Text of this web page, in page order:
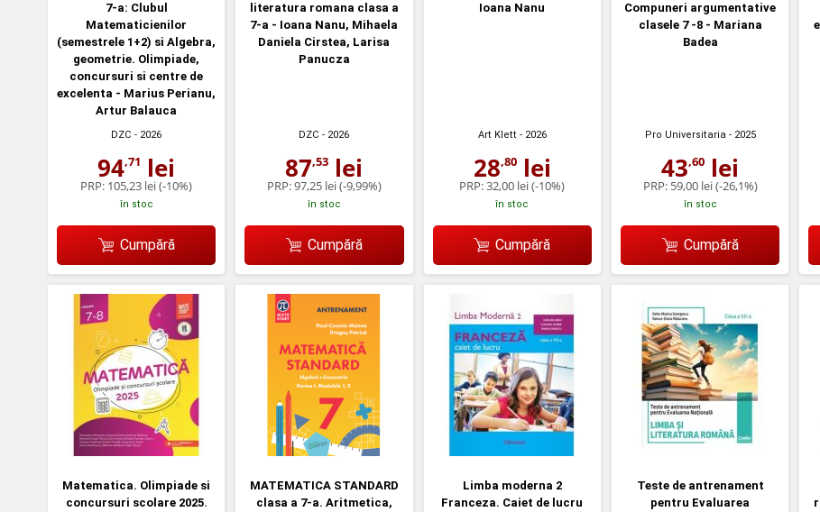
7-a: Clubul
Matematicienilor
(semestrele 1+2) si Algebra,
geometrie. Olimpiade,
concursuri si centre de
excelenta - Marius Perianu,
Artur Balauca
DZC - 2026
94,71 lei
PRP: 105,23 lei(-10%)
în stoc
Cumpără
literatura romana clasa a
7-a - Ioana Nanu, Mihaela
Daniela Cirstea, Larisa
Panucza
DZC - 2026
87,53 lei
PRP:97,25 lei(-9,99%)
în stoc
Cumpără
Ioana Nanu
Art Klett - 2026
28,80lei
PRP:32,00 lei(-10%)
în stoc
Cumpără
Compuneri argumentative
clasele 7 -8 - Mariana
Badea
Pro Universitaria- 2025
43,60 lei
PRP: 59,00 lei(-26,1%)
în stoc
Cumpără
Matematica. Olimpiade si
concursuri scolare 2025.
MATEMATICA STANDARD
clasa a 7-a. Aritmetica,
Limba moderna 2
Franceza. Caiet de lucru
Teste de antrenament
pentru Evaluarea